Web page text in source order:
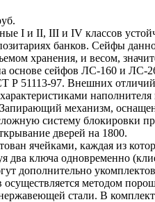
I и II, III и IV классов
банков. Сейфы
хранения, и весом,
основе сейфов ЛС-160 и ЛС-
Р 51113-97. Внешних
механизм,
систему блокировки
дверей на 1800.
ячейками, каждая из
два ключа одновременно
дополнительно
осуществляется методом
стали. В